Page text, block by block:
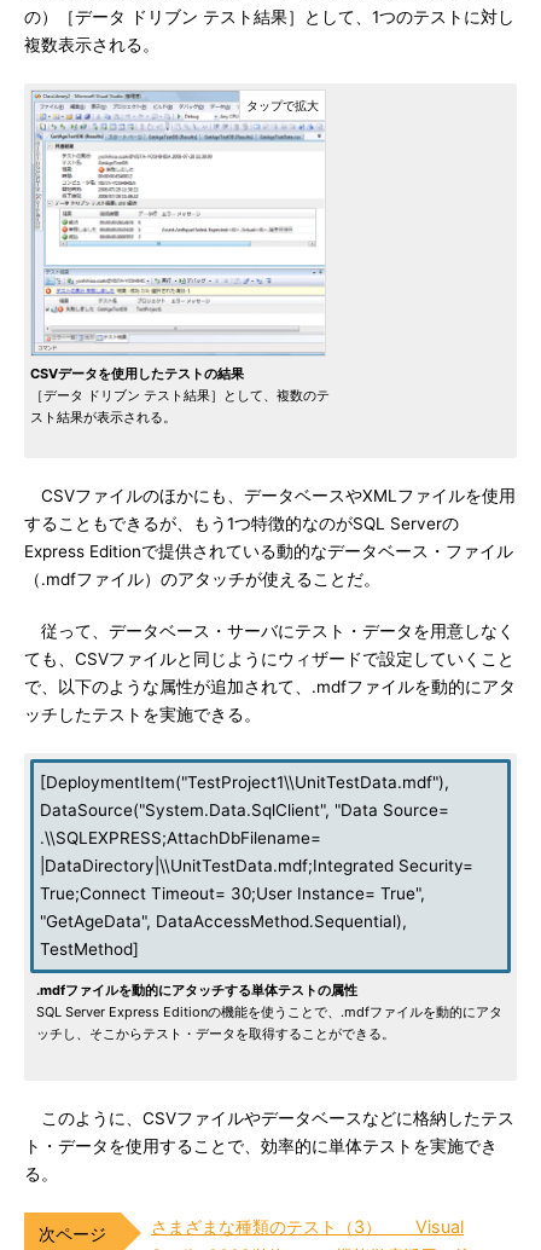
の）［データ ドリブン テスト結果］として、1つのテストに対し
複数表示される。
CSVデータを使用したテストの結果
［データ ドリブン テスト結果］として、複数のテ
スト結果が表示される。
CSVファイルのほかにも、データベースやXMLファイルを使用
することもできるが、もう1つ特徴的なのがSQL Serverの
Express Editionで提供されている動的なデータベース・ファイル
（.mdfファイル）のアタッチが使えることだ。
従って、データベース・サーバにテスト・データを用意しなく
ても、CSVファイルと同じようにウィザードで設定していくこと
で、以下のような属性が追加されて、.mdfファイルを動的にアタ
ッチしたテストを実施できる。
[DeploymentItem("TestProject1\\UnitTestData.mdf"),
DataSource("System.Data.SqlClient", "Data Source=
.\\SQLEXPRESS;AttachDbFilename=
|DataDirectory|\\UnitTestData.mdf;Integrated Security=
True;Connect Timeout= 30;User Instance= True",
"GetAgeData", DataAccessMethod.Sequential),
TestMethod]
.mdfファイルを動的にアタッチする単体テストの属性
SQL Server Express Editionの機能を使うことで、.mdfファイルを動的にアタ
ッチし、そこからテスト・データを取得することができる。
このように、CSVファイルやデータベースなどに格納したテス
ト・データを使用することで、効率的に単体テストを実施でき
る。
さまざまな種類のテスト（3） Visual